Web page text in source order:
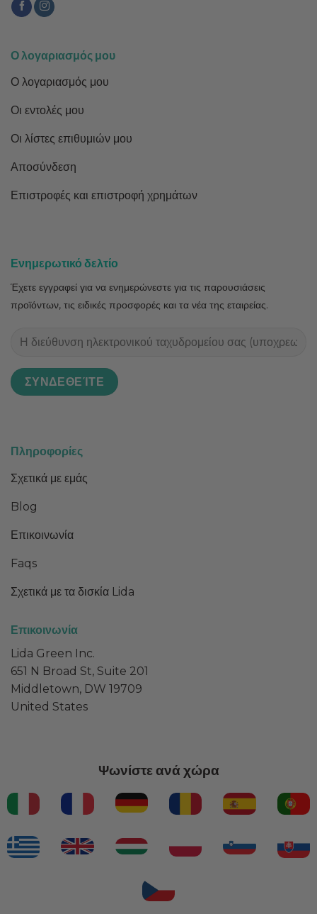
Ο λογαριασμός μου
Ο λογαριασμός μου
Οι εντολές μου
Οι λίστες επιθυμιών μου
Αποσύνδεση
Επιστροφές και επιστροφή χρημάτων
Πληροφορίες
Σχετικά με εμάς
Blog
Επικοινωνία
Faqs
Σχετικά με τα δισκία Lida
Επικοινωνία
Lida Green Inc.
651 N Broad St, Suite 201
Middletown, DW 19709
United States
Ενημερωτικό δελτίο
Έχετε εγγραφεί για να ενημερώνεστε για τις παρουσιάσεις
προϊόντων, τις ειδικές προσφορές και τα νέα της εταιρείας.
Ψωνίστε ανά χώρα